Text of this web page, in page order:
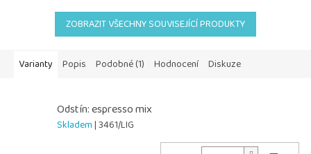
ZOBRAZIT VŠECHNY SOUVISEJÍCÍ PRODUKTY
Varianty Popis Podobné (1) Hodnocení Diskuze
Odstín: espresso mix
Skladem| 3461/LIG